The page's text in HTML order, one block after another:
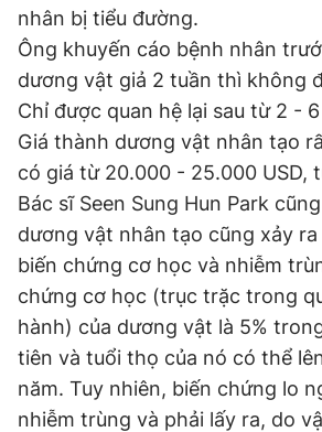
nhân bị tiểu đường.
Ông khuyến cáo bệnh nhân
dương vật giả 2 tuần thì không
Chỉ được quan hệ lại sau từ 2 -
Giá thành dương vật nhân tạo
có giá từ 20.000 - 25.000 USD,
Bác sĩ Seen Sung Hun Park
dương vật nhân tạo cũng xảy
biến chứng cơ học và nhiễm
chứng cơ học (trục trặc trong
hành) của dương vật là 5%
tiên và tuổi thọ của nó có thể
năm. Tuy nhiên, biến chứng lo
nhiễm trùng và phải lấy ra, do